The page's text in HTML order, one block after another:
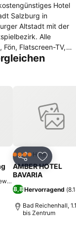
Hotel
Salzburg in
Altstadt mit der
Alle
Flatscreen-TV,
über einen Balkon.
die Rezeption beim
serviert.
täglich bis 23
hinzufügen
Teilen Zu
4 SterneHotel
AMBER HOTEL
BAVARIA
8,8Hervorragend (
Bad Reichenhall,
bis Zentrum